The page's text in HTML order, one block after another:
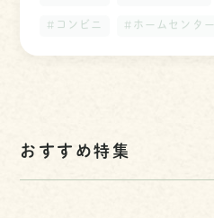
#コンビニ #ホームセンター
おすすめ特集